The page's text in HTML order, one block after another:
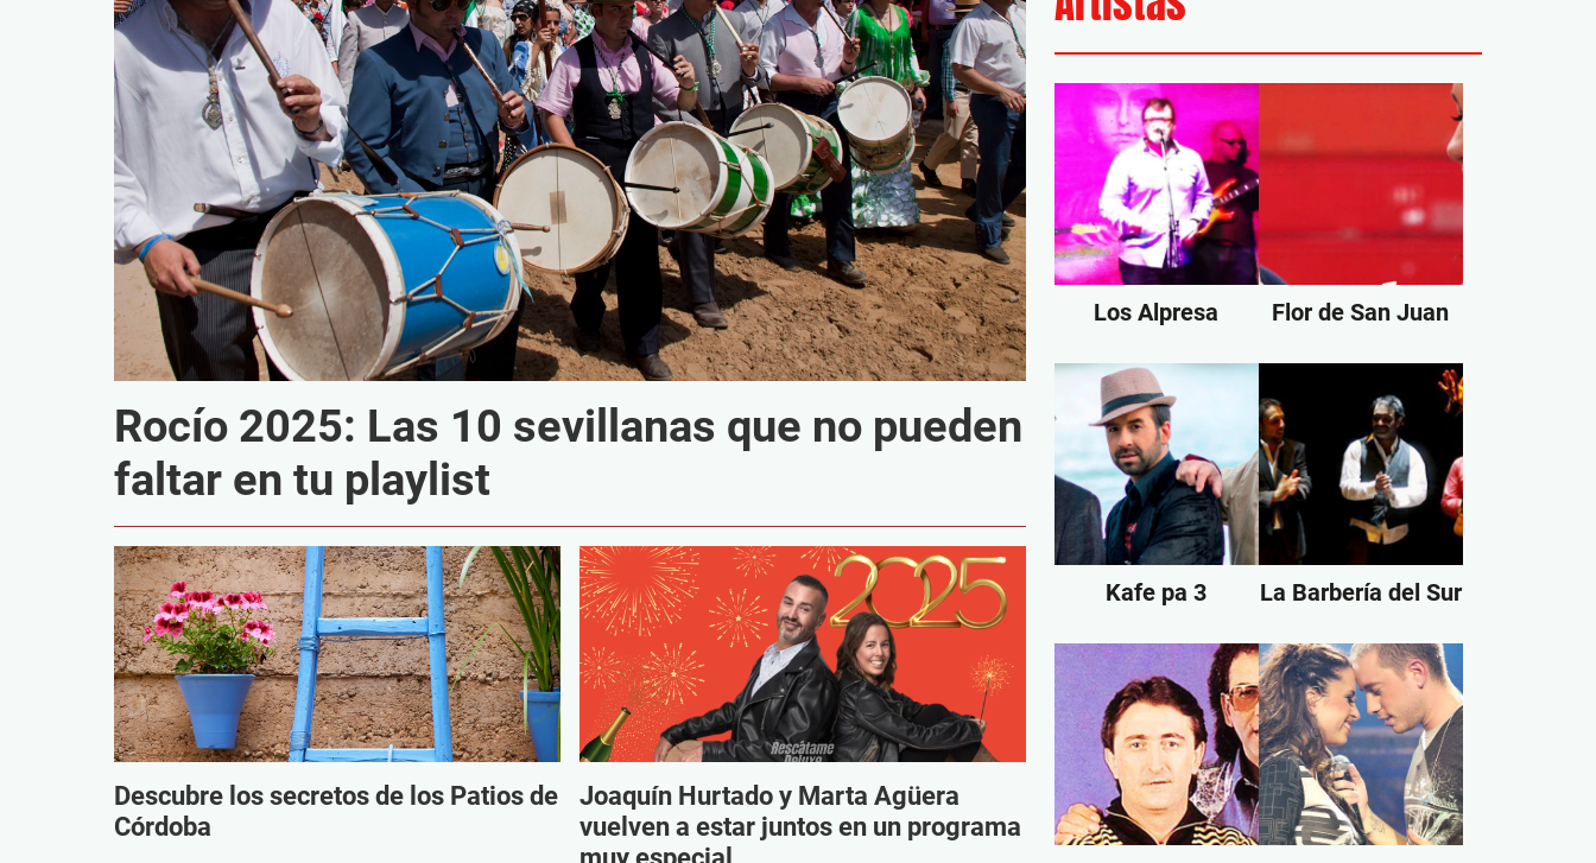
Rocío 2025: Las 10 sevillanas que no pueden
faltar en tu playlist
Descubre los secretos de los Patios de
Córdoba
Joaquín Hurtado y Marta Agüera
vuelven a estar juntos en un programa
Los Alpresa Flor de San Juan
Kafe pa 3 La Barbería del Sur